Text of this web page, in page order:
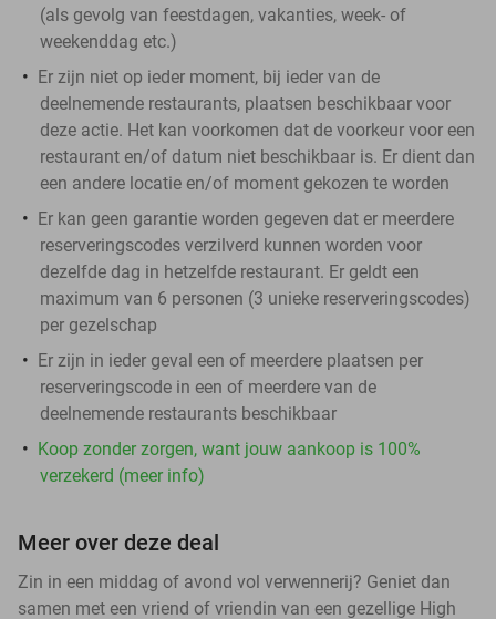
(als gevolg van feestdagen, vakanties, week- of
weekenddag etc.)
Er zijn niet op ieder moment, bij ieder van de
deelnemende restaurants, plaatsen beschikbaar voor
deze actie. Het kan voorkomen dat de voorkeur voor een
restaurant en/of datum niet beschikbaar is. Er dient dan
een andere locatie en/of moment gekozen te worden
Er kan geen garantie worden gegeven dat er meerdere
reserveringscodes verzilverd kunnen worden voor
dezelfde dag in hetzelfde restaurant. Er geldt een
maximum van 6 personen (3 unieke reserveringscodes)
per gezelschap
Er zijn in ieder geval een of meerdere plaatsen per
reserveringscode in een of meerdere van de
deelnemende restaurants beschikbaar
Koop zonder zorgen, want jouw aankoop is 100%
verzekerd (meer info)
Meer over deze deal
Zin in een middag of avond vol verwennerij? Geniet dan
samen met een vriend of vriendin van een gezellige High